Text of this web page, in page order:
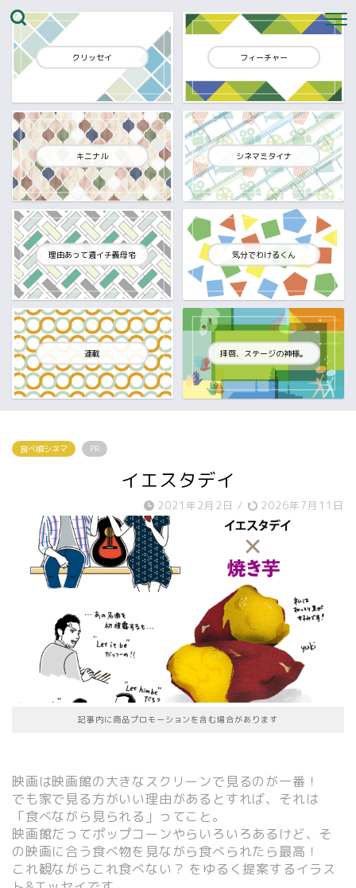
クリッセイ フィーチャー
キニナル シネマミタイナ
理由あって週イチ義母宅 気分でわけるくん
連載 拝啓、ステージの神様。
食べ頃シネマ PR
イエスタデイ
2021年2月2日 / 2026年7月11日
記事内に商品プロモーションを含む場合があります
映画は映画館の大きなスクリーンで見るのが一番！
でも家で見る方がいい理由があるとすれば、それは
「食べながら見られる」ってこと。
映画館だってポップコーンやらいろいろあるけど、そ
の映画に合う食べ物を見ながら食べられたら最高！
これ観ながらこれ食べない？ をゆるく提案するイラス